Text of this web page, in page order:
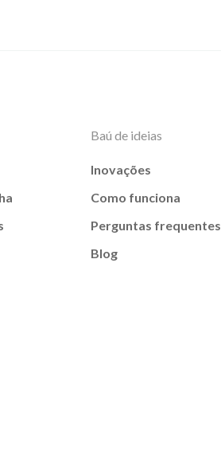
Baú de ideias
Inovações
Como funciona
Perguntas frequentes
Blog